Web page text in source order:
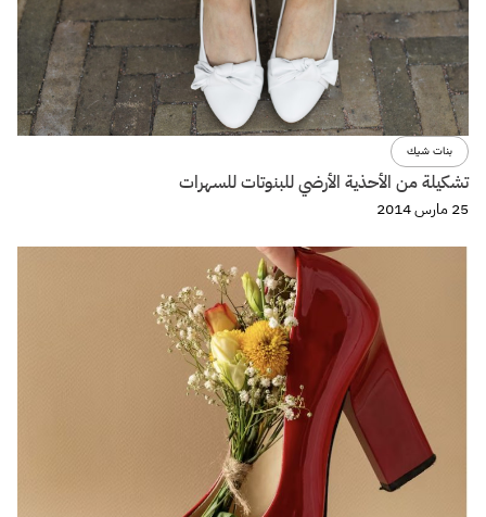
بنات شيك
تشكيلة من الأحذية الأرضي للبنوتات للسهرات
25 مارس 2014